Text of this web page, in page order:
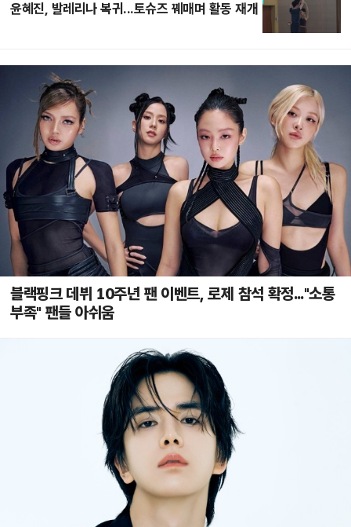
윤혜진, 발레리나 복귀...토슈즈 꿰매며 활동 재개
블랙핑크 데뷔 10주년 팬 이벤트, 로제 참석 확정..."소통
부족" 팬들 아쉬움